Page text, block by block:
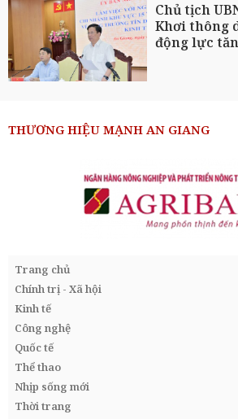
Chủ tịch
Khơi thông
động lực
THƯƠNG HIỆU MẠNH AN GIANG
Trang chủ
Chính trị - Xã hội
Kinh tế
Công nghệ
Quốc tế
Thể thao
Nhịp sống mới
Thời trang